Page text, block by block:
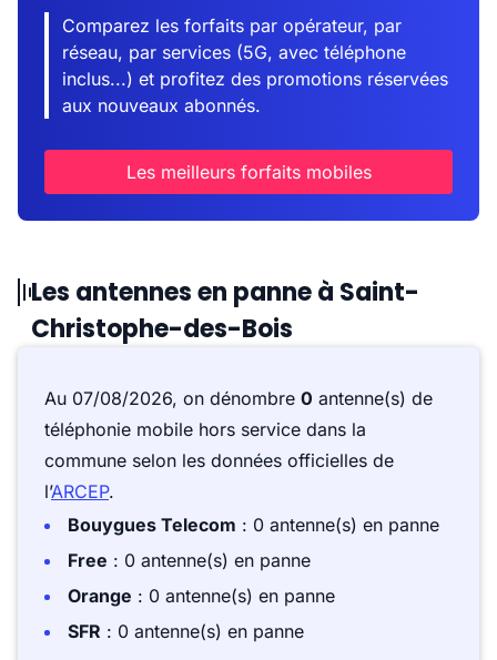
Comparez les forfaits par opérateur, par
réseau, par services (5G, avec téléphone
inclus...) et profitez des promotions réservées
aux nouveaux abonnés.
Les meilleurs forfaits mobiles
Les antennes en panne à Saint-
Christophe-des-Bois
Au 07/08/2026, on dénombre 0 antenne(s) de
téléphonie mobile hors service dans la
commune selon les données officielles de
l’ARCEP.
Bouygues Telecom : 0 antenne(s) en panne
Free : 0 antenne(s) en panne
Orange : 0 antenne(s) en panne
SFR : 0 antenne(s) en panne